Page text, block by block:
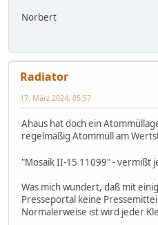
Norbert
Radiator
17. März 2024, 05:57
Ahaus hat doch ein
regelmäßig Atommüll am
"Mosaik II-15 11099" - vermißt
Was mich wundert, daß mit
Presseportal keine
Normalerweise ist wird jeder